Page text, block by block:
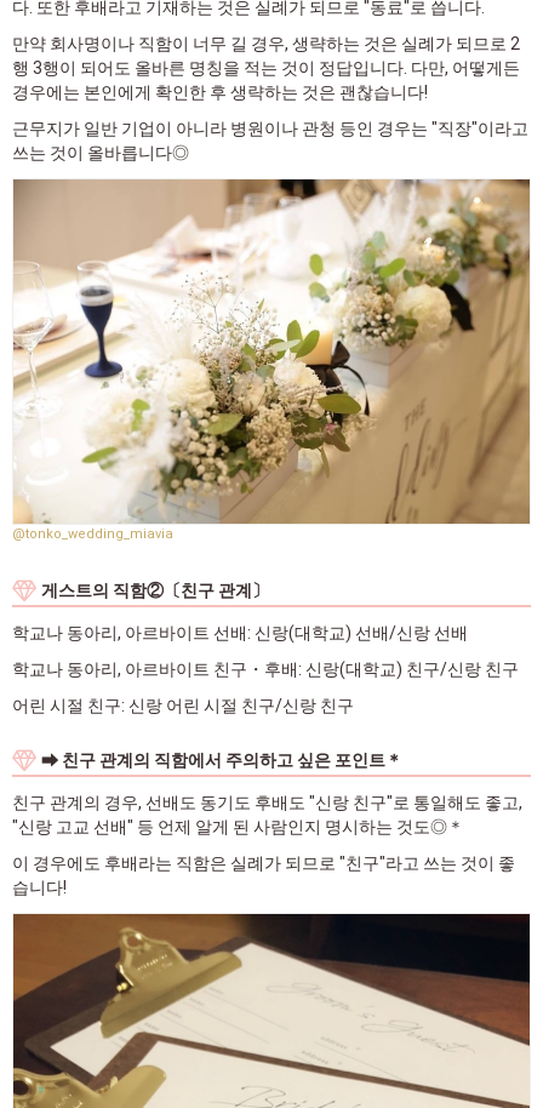
다. 또한 후배라고 기재하는 것은 실례가 되므로 "동료"로 씁니다.
만약 회사명이나 직함이 너무 길 경우, 생략하는 것은 실례가 되므로 2
행 3행이 되어도 올바른 명칭을 적는 것이 정답입니다. 다만, 어떻게든
경우에는 본인에게 확인한 후 생략하는 것은 괜찮습니다!
근무지가 일반 기업이 아니라 병원이나 관청 등인 경우는 "직장"이라고
쓰는 것이 올바릅니다◎
@tonko_wedding_miavia
게스트의 직함②〔친구 관계〕
학교나 동아리, 아르바이트 선배: 신랑(대학교) 선배/신랑 선배
학교나 동아리, 아르바이트 친구・후배: 신랑(대학교) 친구/신랑 친구
어린 시절 친구: 신랑 어린 시절 친구/신랑 친구
➡ 친구 관계의 직함에서 주의하고 싶은 포인트＊
친구 관계의 경우, 선배도 동기도 후배도 "신랑 친구"로 통일해도 좋고,
"신랑 고교 선배" 등 언제 알게 된 사람인지 명시하는 것도◎＊
이 경우에도 후배라는 직함은 실례가 되므로 "친구"라고 쓰는 것이 좋
습니다!